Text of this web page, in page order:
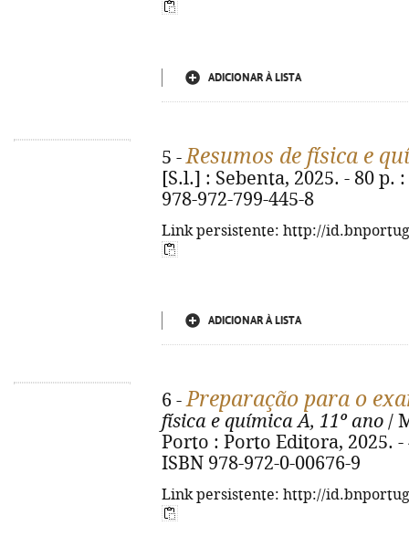
ADICIONAR À LISTA
5 -Resumos de física e
[S.l.] : Sebenta, 2025. - 80 p.
978-972-799-445-8
Link persistente: http://
ADICIONAR À LISTA
6 -Preparação para o
física e química A, 11º ano /
Porto : Porto Editora, 2025.
ISBN 978-972-0-00676-9
Link persistente: http://